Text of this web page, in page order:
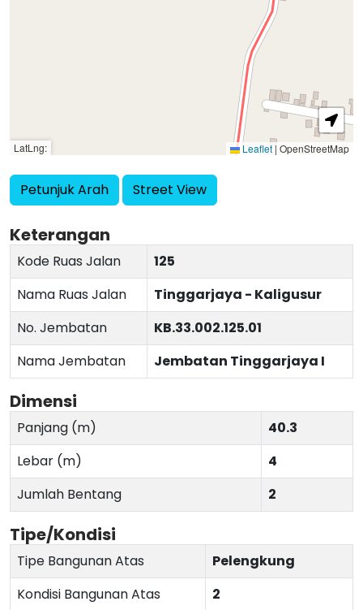
LatLng: Leaflet | OpenStreetMap
Petunjuk Arah Street View
Keterangan
Kode Ruas Jalan
125
Nama Ruas Jalan
Tinggarjaya - Kaligusur
No. Jembatan
KB.33.002.125.01
Nama Jembatan
Jembatan Tinggarjaya I
Dimensi
Panjang (m)
40.3
Lebar (m)
4
Jumlah Bentang
2
Tipe/Kondisi
Tipe Bangunan Atas
Pelengkung
Kondisi Bangunan Atas
2